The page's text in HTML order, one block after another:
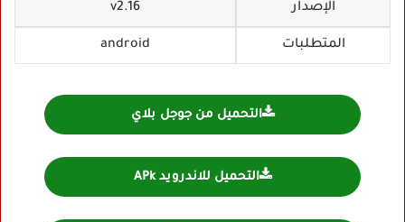
الإصدار v2.16
المتطلبات android
التحميل من جوجل بلاي
التحميل للاندرويد APk